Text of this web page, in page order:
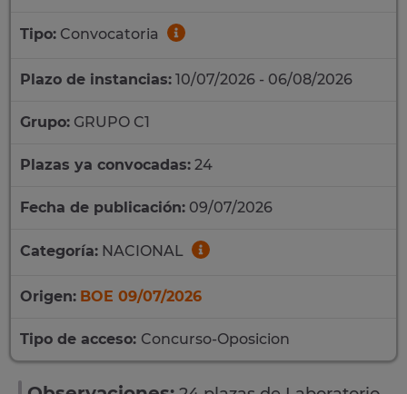
Tipo: Convocatoria
Plazo de instancias: 10/07/2026 - 06/08/2026
Grupo: GRUPO C1
Plazas ya convocadas: 24
Fecha de publicación: 09/07/2026
Categoría: NACIONAL
Origen: BOE 09/07/2026
Tipo de acceso: Concurso-Oposicion